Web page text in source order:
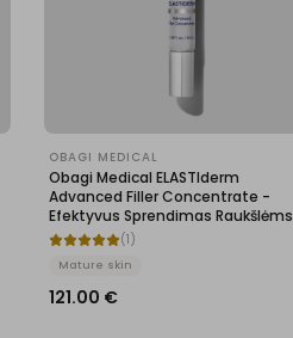
OBAGI MEDICAL
Obagi Medical ELASTIderm
Advanced Filler Concentrate -
Efektyvus Sprendimas Raukšlėms
(1 )
Mature skin
121.00 €